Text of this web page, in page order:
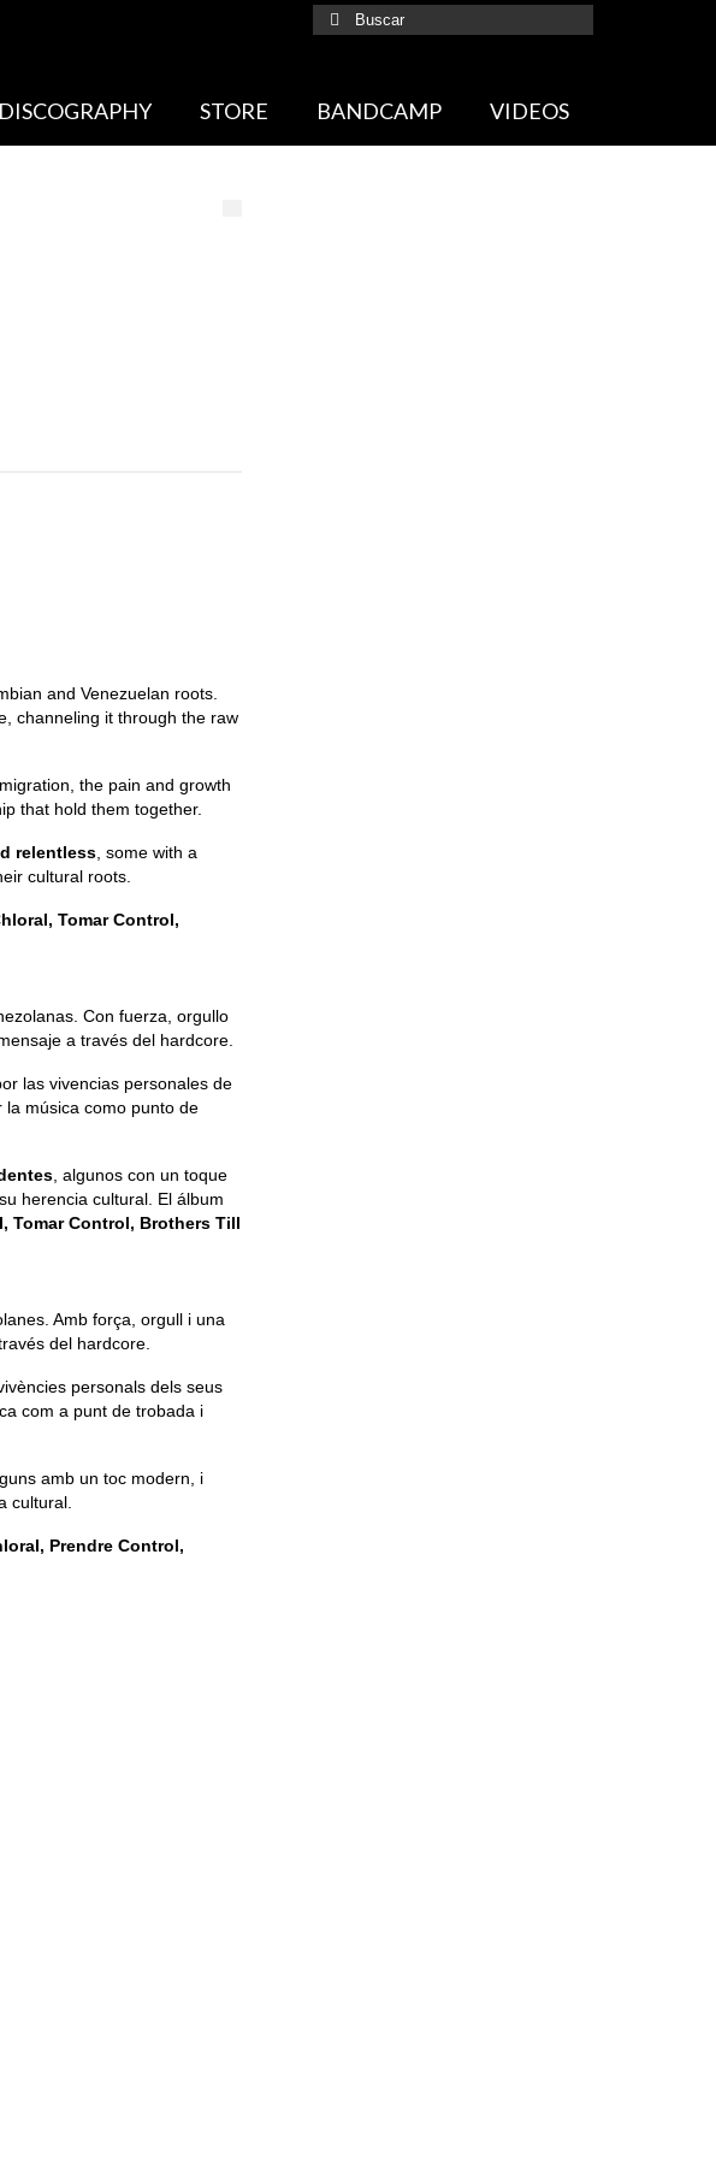
Buscar
por:
DISCOGRAPHY STORE BANDCAMP VIDEOS
and Venezuelan roots.
channeling it through the raw
the pain and growth
that hold them together.
relentless , some with a
cultural roots.
Tomar Control,
Con fuerza, orgullo
a través del hardcore.
las vivencias personales de
música como punto de
, algunos con un toque
herencia cultural. El álbum
Tomar Control, Brothers Till
Amb força, orgull i una
del hardcore.
personals dels seus
com a punt de trobada i
amb un toc modern, i
cultural.
Prendre Control,